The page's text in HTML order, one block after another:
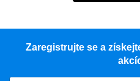
Zaregistrujte se a